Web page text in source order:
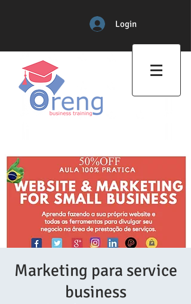
Login
Marketing para service
business